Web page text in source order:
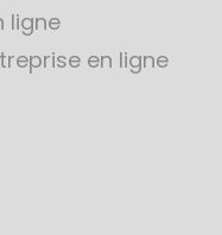
ligne
en ligne